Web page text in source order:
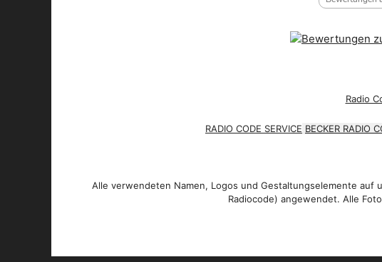
Radio
RADIO CODE SERVICE BECKER RADIO
Alle verwendeten Namen, Logos und Gestaltungselemente
Radiocode) angewendet. Alle